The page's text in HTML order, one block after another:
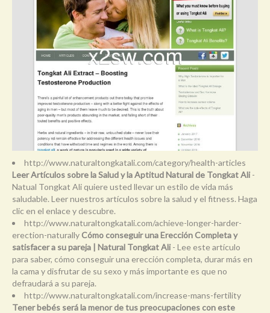
http://www.naturaltongkatali.com/category/health-articles
Leer Artículos sobre la Salud y la Aptitud Natural de Tongkat Ali -
Natual Tongkat Ali quiere usted llevar un estilo de vida más
saludable. Leer nuestros artículos sobre la salud y el fitness. Haga
clic en el enlace y descubre.
http://www.naturaltongkatali.com/achieve-longer-harder-
erection-naturallyCómo conseguir una Erección Completa y
satisfacer a su pareja | Natural Tongkat Ali - Lee este artículo
para saber, cómo conseguir una erección completa, durar más en
la cama y disfrutar de su sexo y más importante es que no
defraudará a su pareja.
http://www.naturaltongkatali.com/increase-mans-fertility
Tener bebés será la menor de tus preocupaciones con este